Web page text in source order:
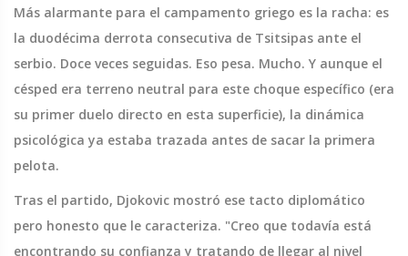
Más alarmante para el campamento griego es la racha: es
la duodécima derrota consecutiva de Tsitsipas ante el
serbio. Doce veces seguidas. Eso pesa. Mucho. Y aunque el
césped era terreno neutral para este choque específico (era
su primer duelo directo en esta superficie), la dinámica
psicológica ya estaba trazada antes de sacar la primera
pelota.
Tras el partido, Djokovic mostró ese tacto diplomático
pero honesto que le caracteriza. "Creo que todavía está
encontrando su confianza y tratando de llegar al nivel